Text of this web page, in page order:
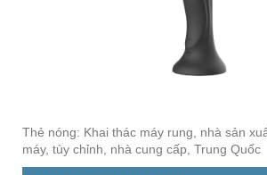
Thẻ nóng: Khai thác máy rung, nhà sản
máy, tùy chỉnh, nhà cung cấp, Trung Quốc